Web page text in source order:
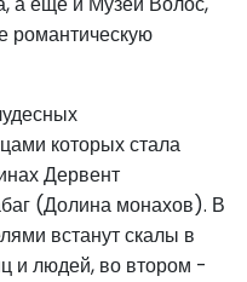
которых стала
Дервент
(Долина монахов). В
встанут скалы в
и людей, во втором -